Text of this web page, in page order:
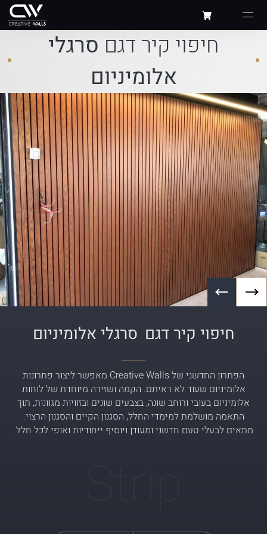
חיפוי קיר דגם סרגלי
אלומיניום
חיפוי קיר דגם סרגלי אלומיניום
הפתרון החדשני של Creative Walls מאפשר ליצור פתרונות
אלומיניום שעוד לא ראיתם. הקמה ושזירה מיוחדת של לוחות
אלומיניום בעובי ורוחב שונה, בצבעים שונים ובזוויות מגוונות, תוך
התאמה מושלמת למימדי החלל, הסגנון הקיים והסגנון הרצוי.
מתאים לבעלי טעם חדשני ומעודן ויוסיף ייחודיות ואופי לכל חלל.